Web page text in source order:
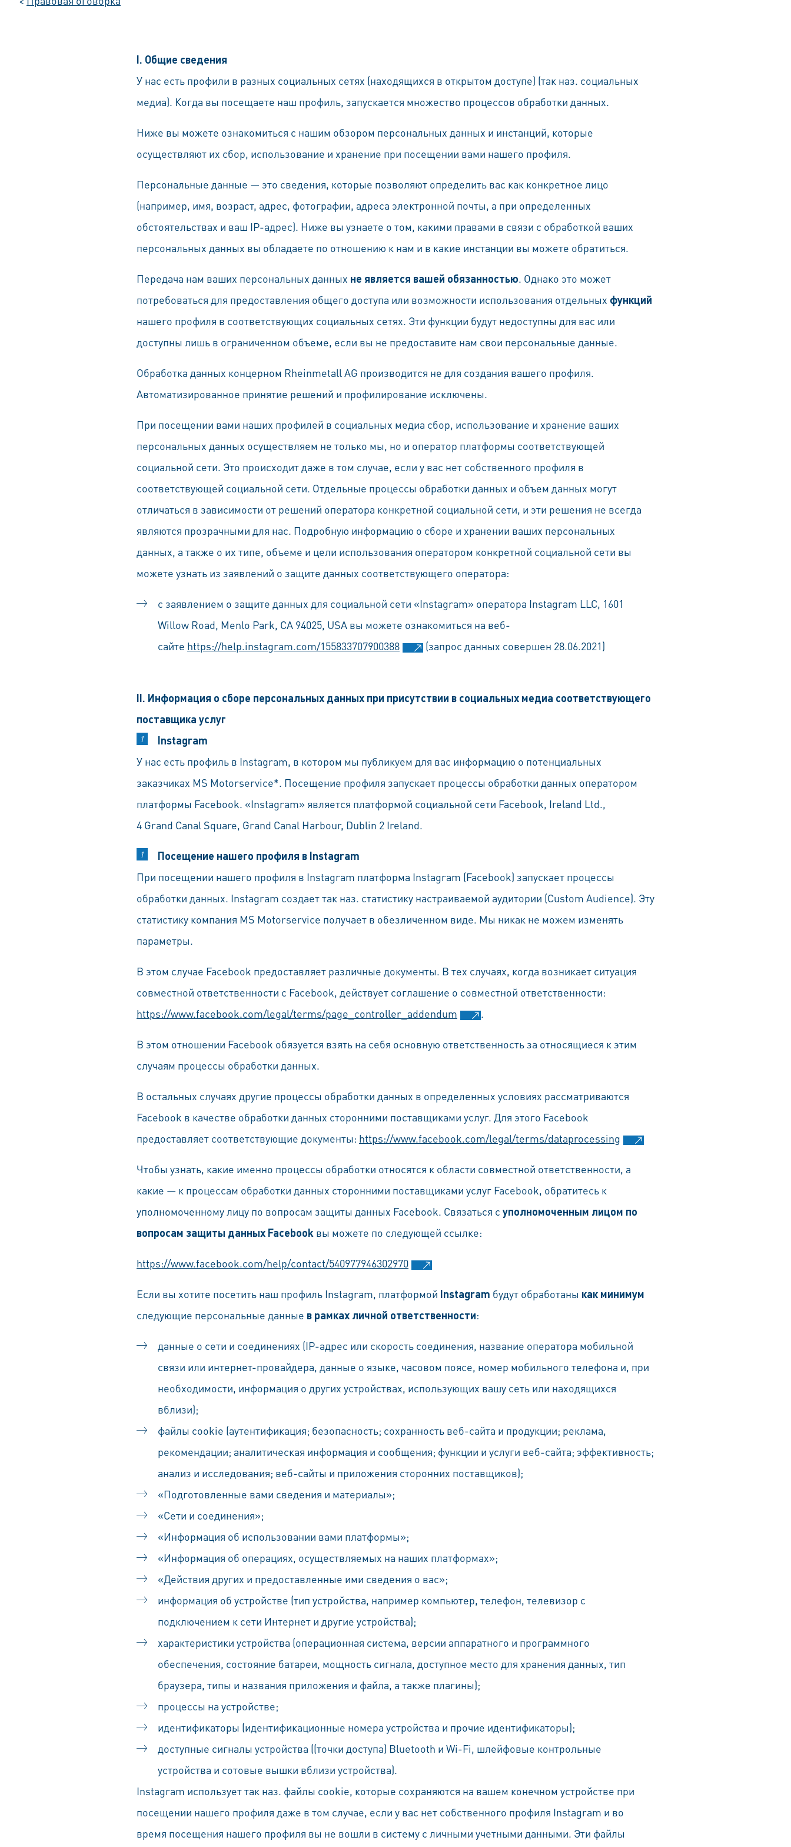
I. Общие сведения
У нас есть профили в разных социальных сетях (находящихся в открытом доступе) (так наз. социальных
медиа). Когда вы посещаете наш профиль, запускается множество процессов обработки данных.
Ниже вы можете ознакомиться с нашим обзором персональных данных и инстанций, которые
осуществляют их сбор, использование и хранение при посещении вами нашего профиля.
Персональные данные — это сведения, которые позволяют определить вас как конкретное лицо
(например, имя, возраст, адрес, фотографии, адреса электронной почты, а при определенных
обстоятельствах и ваш IP-адрес). Ниже вы узнаете о том, какими правами в связи с обработкой ваших
персональных данных вы обладаете по отношению к нам и в какие инстанции вы можете обратиться.
Передача нам ваших персональных данных не является вашей обязанностью. Однако это может
потребоваться для предоставления общего доступа или возможности использования отдельных функций
нашего профиля в соответствующих социальных сетях. Эти функции будут недоступны для вас или
доступны лишь в ограниченном объеме, если вы не предоставите нам свои персональные данные.
Обработка данных концерном Rheinmetall AG производится не для создания вашего профиля.
Автоматизированное принятие решений и профилирование исключены.
При посещении вами наших профилей в социальных медиа сбор, использование и хранение ваших
персональных данных осуществляем не только мы, но и оператор платформы соответствующей
социальной сети. Это происходит даже в том случае, если у вас нет собственного профиля в
соответствующей социальной сети. Отдельные процессы обработки данных и объем данных могут
отличаться в зависимости от решений оператора конкретной социальной сети, и эти решения не всегда
являются прозрачными для нас. Подробную информацию о сборе и хранении ваших персональных
данных, а также о их типе, объеме и цели использования оператором конкретной социальной сети вы
можете узнать из заявлений о защите данных соответствующего оператора:
с заявлением о защите данных для социальной сети «Instagram» оператора Instagram LLC, 1601
Willow Road, Menlo Park, CA 94025, USA вы можете ознакомиться на веб-
сайте https://help.instagram.com/155833707900388 (запрос данных совершен 28.06.2021)
II. Информация о сборе персональных данных при присутствии в социальных медиа соответствующего
поставщика услуг
Instagram
У нас есть профиль в Instagram, в котором мы публикуем для вас информацию о потенциальных
заказчиках MS Motorservice*. Посещение профиля запускает процессы обработки данных оператором
платформы Facebook. «Instagram» является платформой социальной сети Facebook, Ireland Ltd.,
4 Grand Canal Square, Grand Canal Harbour, Dublin 2 Ireland.
Посещение нашего профиля в Instagram
При посещении нашего профиля в Instagram платформа Instagram (Facebook) запускает процессы
обработки данных. Instagram создает так наз. статистику настраиваемой аудитории (Custom Audience). Эту
статистику компания MS Motorservice получает в обезличенном виде. Мы никак не можем изменять
параметры.
В этом случае Facebook предоставляет различные документы. В тех случаях, когда возникает ситуация
совместной ответственности с Facebook, действует соглашение о совместной ответственности:
https://www.facebook.com/legal/terms/page_controller_addendum
.
В этом отношении Facebook обязуется взять на себя основную ответственность за относящиеся к этим
случаям процессы обработки данных.
В остальных случаях другие процессы обработки данных в определенных условиях рассматриваются
Facebook в качестве обработки данных сторонними поставщиками услуг. Для этого Facebook
предоставляет соответствующие документы: https://www.facebook.com/legal/terms/dataprocessing
Чтобы узнать, какие именно процессы обработки относятся к области совместной ответственности, а
какие — к процессам обработки данных сторонними поставщиками услуг Facebook, обратитесь к
уполномоченному лицу по вопросам защиты данных Facebook. Связаться с уполномоченным лицом по
вопросам защиты данных Facebook вы можете по следующей ссылке:
https://www.facebook.com/help/contact/540977946302970
Если вы хотите посетить наш профиль Instagram, платформой Instagram будут обработаны как минимум
следующие персональные данные в рамках личной ответственности:
данные о сети и соединениях (IP-адрес или скорость соединения, название оператора мобильной
связи или интернет-провайдера, данные о языке, часовом поясе, номер мобильного телефона и, при
необходимости, информация о других устройствах, использующих вашу сеть или находящихся
вблизи);
файлы cookie (аутентификация; безопасность; сохранность веб-сайта и продукции; реклама,
рекомендации; аналитическая информация и сообщения; функции и услуги веб-сайта; эффективность;
анализ и исследования; веб-сайты и приложения сторонних поставщиков);
«Подготовленные вами сведения и материалы»;
«Сети и соединения»;
«Информация об использовании вами платформы»;
«Информация об операциях, осуществляемых на наших платформах»;
«Действия других и предоставленные ими сведения о вас»;
информация об устройстве (тип устройства, например компьютер, телефон, телевизор с
подключением к сети Интернет и другие устройства);
характеристики устройства (операционная система, версии аппаратного и программного
обеспечения, состояние батареи, мощность сигнала, доступное место для хранения данных, тип
браузера, типы и названия приложения и файла, а также плагины);
процессы на устройстве;
идентификаторы (идентификационные номера устройства и прочие идентификаторы);
доступные сигналы устройства ((точки доступа) Bluetooth и Wi-Fi, шлейфовые контрольные
устройства и сотовые вышки вблизи устройства).
Instagram использует так наз. файлы cookie, которые сохраняются на вашем конечном устройстве при
посещении нашего профиля даже в том случае, если у вас нет собственного профиля Instagram и во
время посещения нашего профиля вы не вошли в систему с личными учетными данными. Эти файлы